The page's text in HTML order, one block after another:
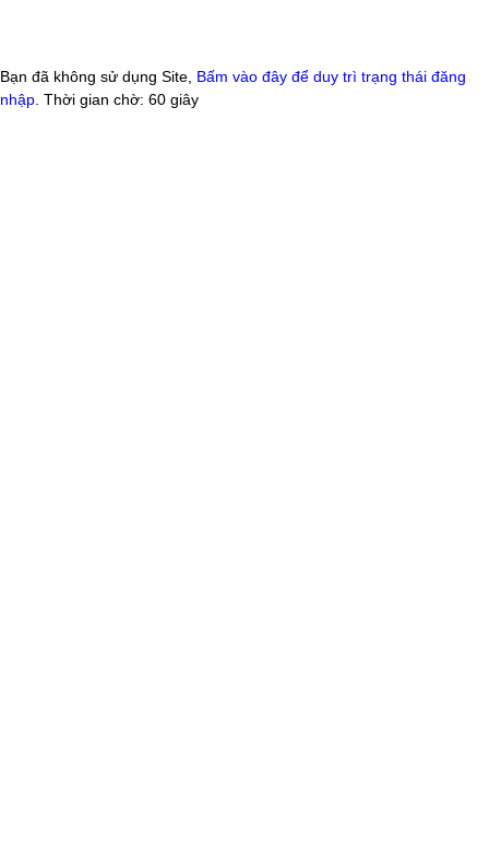
Bạn đã không sử dụng Site, Bấm vào đây để duy trì trạng thái đăng
nhập . Thời gian chờ: 60 giây